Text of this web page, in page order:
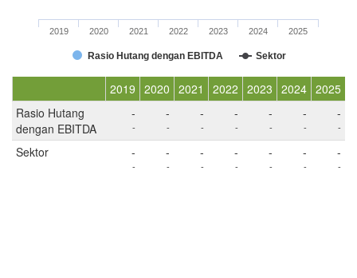
Rasio Hutang dengan EBITDA Sektor
2019 2020 2021 2022 2023 2024 2025
2019 2020 2021 2022 2023 2024 2025
Rasio Hutang
dengan EBITDA
-
-
-
-
-
-
-
-
-
-
-
-
-
-
Sektor -
-
-
-
-
-
-
-
-
-
-
-
-
-